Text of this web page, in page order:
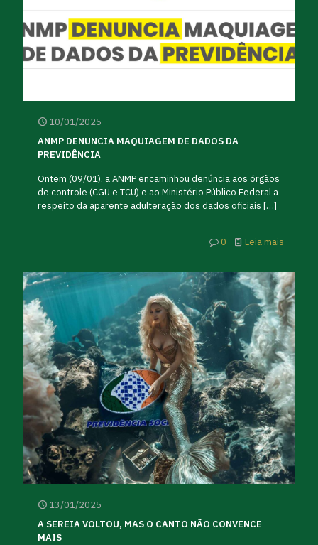
10/01/2025
ANMP DENUNCIA MAQUIAGEM DE DADOS DA
PREVIDÊNCIA
Ontem (09/01), a ANMP encaminhou denúncia aos órgãos
de controle (CGU e TCU) e ao Ministério Público Federal a
respeito da aparente adulteração dos dados oficiais […]
0 Leia mais
13/01/2025
A SEREIA VOLTOU, MAS O CANTO NÃO CONVENCE
MAIS